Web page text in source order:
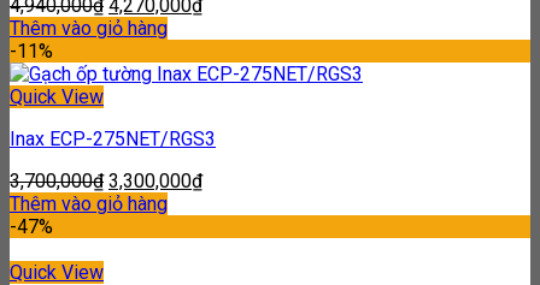
4,940,000₫ 4,270,000₫
Thêm vào giỏ hàng
-11%
Quick View
Inax ECP-275NET/RGS3
3,700,000₫ 3,300,000₫
Thêm vào giỏ hàng
-47%
Quick View